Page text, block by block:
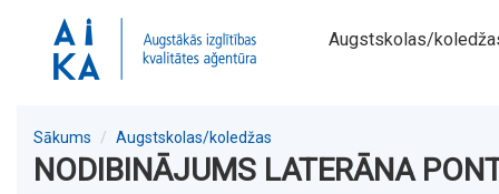
Augstskolas/
Sākums Augstskolas/koledžas
NODIBINĀJUMS LATERĀNA